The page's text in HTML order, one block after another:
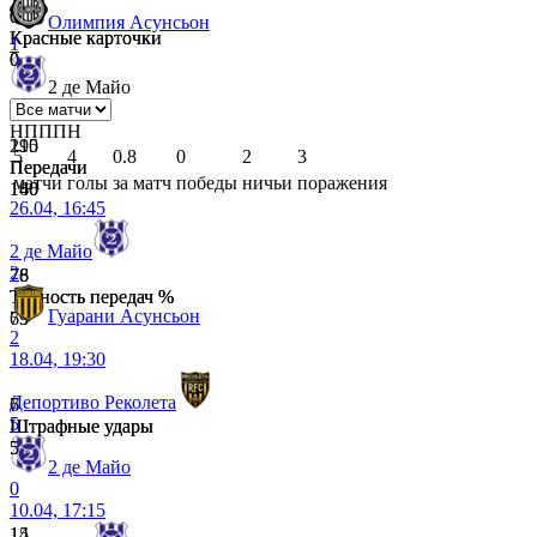
0
Красные карточки
0
215
Передачи
140
78
Точность передач %
69
6
Штрафные удары
5
0
Красные карточки
0
190
Передачи
166
76
Точность передач %
73
7
Штрафные удары
5
Олимпия Асунсьон
1
2 де Майо
НПППН
5
4 0.8 0 2
3
матчи голы за матч победы ничьи поражения
26.04, 16:45
2 де Майо
2
Гуарани Асунсьон
2
18.04, 19:30
Депортиво Реколета
5
2 де Майо
0
10.04, 17:15